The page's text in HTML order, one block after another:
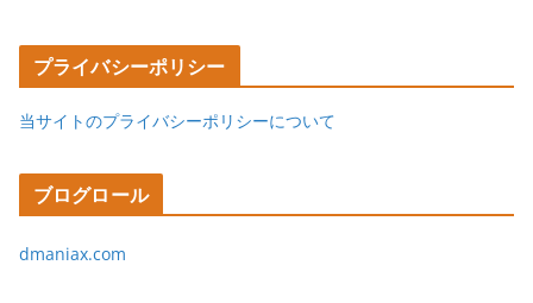
プライバシーポリシー
当サイトのプライバシーポリシーについて
ブログロール
dmaniax.com